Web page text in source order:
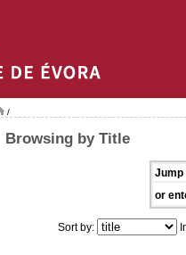
/
Browsing by Title
Jump
or
Sort by: